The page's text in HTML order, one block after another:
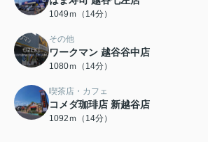
1049ｍ（14分）
その他
ワークマン 越谷谷中店
1080ｍ（14分）
喫茶店・カフェ
コメダ珈琲店 新越谷店
1092ｍ（14分）